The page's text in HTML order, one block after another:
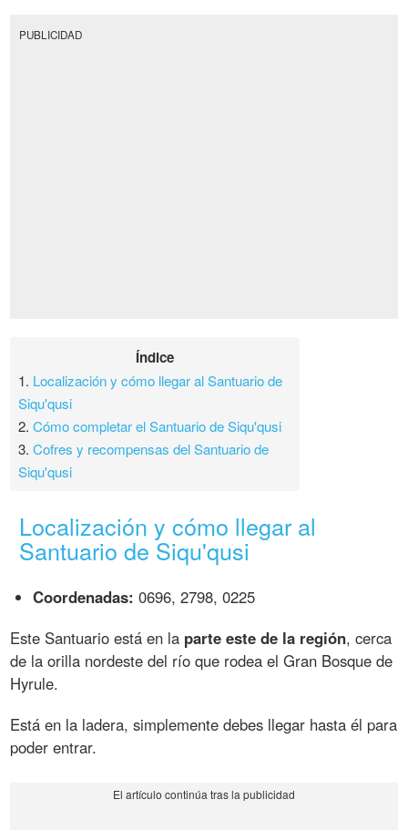
PUBLICIDAD
Índice
1. Localización y cómo llegar al Santuario de
Siqu'qusi
2.Cómo completar el Santuario de Siqu'qusi
3.Cofres y recompensas del Santuario de
Siqu'qusi
Localización y cómo llegar al
Santuario de Siqu'qusi
Coordenadas: 0696, 2798, 0225
Este Santuario está en la parte este de la región, cerca
de la orilla nordeste del río que rodea el Gran Bosque de
Hyrule.
Está en la ladera, simplemente debes llegar hasta él para
poder entrar.